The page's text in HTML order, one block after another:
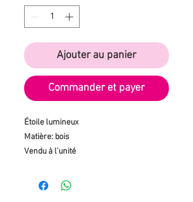
Ajouter au panier
Commander et payer
Étoile lumineux
Matière: bois
Vendu à l’unité